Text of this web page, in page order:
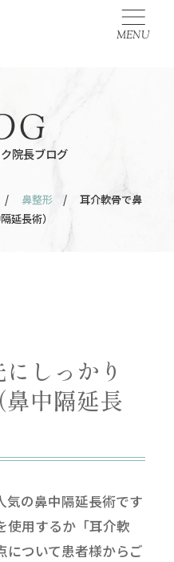
MENU
院長ブログ
/ 鼻整形
/ 耳介軟骨で鼻
延長術）
しっかり
鼻中隔延長
気の鼻中隔延長術です
使用するか「耳介軟
について患者様からご